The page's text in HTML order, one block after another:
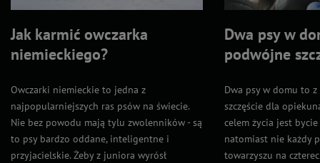
Jak karmić owczarka
niemieckiego?
Owczarki niemieckie to jedna z
najpopularniejszych ras psów na świecie.
Nie bez powodu mają tylu zwolenników - są
to psy bardzo oddane, inteligentne i
przyjacielskie. Żeby z juniora wyrósł
Dwa psy w
podwójne
Dwa psy w domu to
szczęście dla
celem życia jest bycie
natomiast nie każdy
towarzyszu na